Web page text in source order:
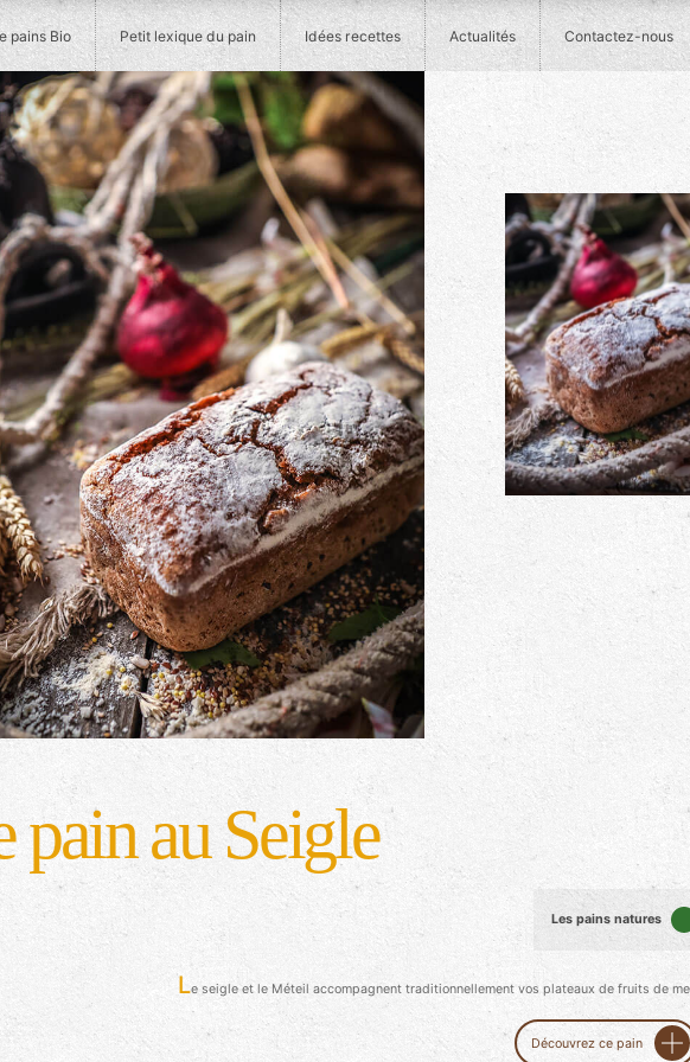
image
painauSeigle
Les pains natures
Le seigle et le Méteil accompagnent traditionnellement vos plateaux de fruits de
Découvrez ce pain
pains Bio Petit lexique du pain Idées recettes Actualités Contactez-nous